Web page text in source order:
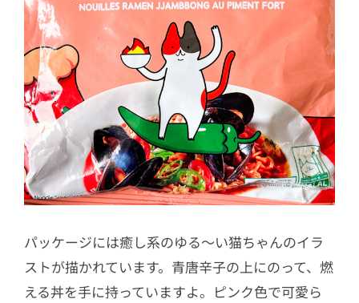
パッケージには癒し系のゆる〜い猫ちゃんのイラ
ストが描かれています。青唐辛子の上にのって、燃
える丼を手に持っていますよ。ピンク色で可愛ら